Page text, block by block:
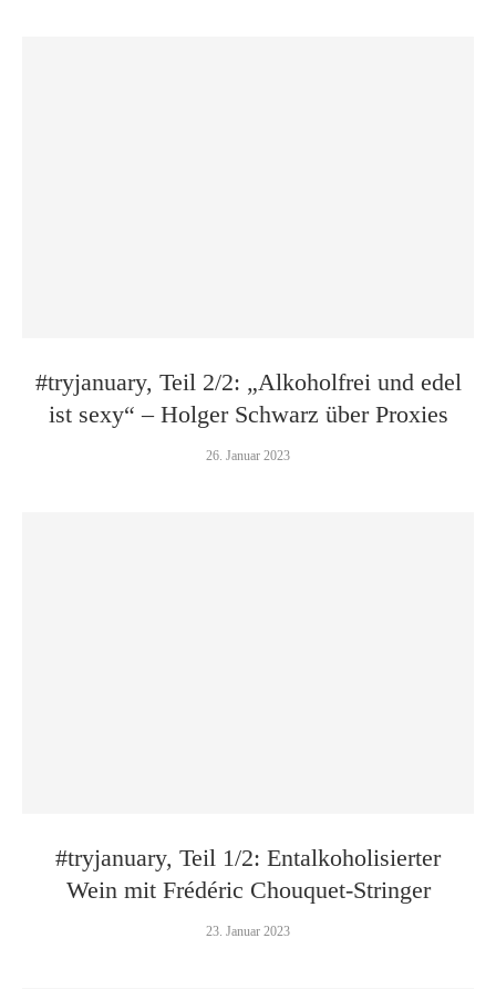
#tryjanuary, Teil 2/2: „Alkoholfrei und edel
ist sexy“ – Holger Schwarz über Proxies
26. Januar 2023
#tryjanuary, Teil 1/2: Entalkoholisierter
Wein mit Frédéric Chouquet-Stringer
23. Januar 2023